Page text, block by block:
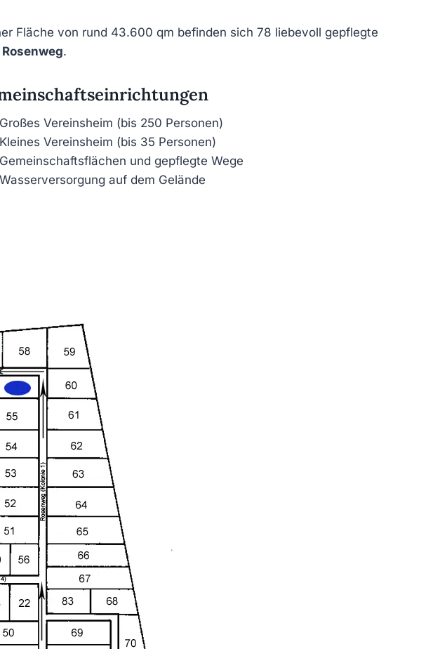
Fläche von rund 43.600 qm befinden sich 78 liebevoll gepflegte
Rosenweg.
Großes Vereinsheim (bis 250 Personen)
Kleines Vereinsheim (bis 35 Personen)
Gemeinschaftsflächen und gepflegte Wege
Wasserversorgung auf dem Gelände